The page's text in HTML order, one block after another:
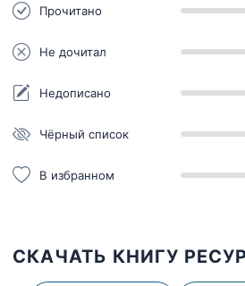
Прочитано
Не дочитал
Недописано
Чёрный список
В избранном
СКАЧАТЬ КНИГУ